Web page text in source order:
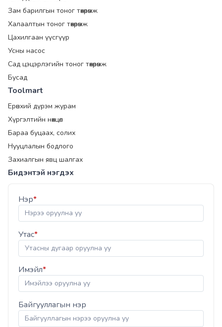
Зам барилгын тоног төхөөрөмж
Халаалтын тоног төхөөрөмж
Цахилгаан үүсгүүр
Усны насос
Сад цэцэрлэгийн тоног төхөөрөмж
Бусад
Toolmart
Ерөнхий дүрэм журам
Хүргэлтийн нөхцөл
Бараа буцаах, солих
Нууцлалын бодлого
Захиалгын явц шалгах
Бидэнтэй нэгдэх
Нэр*
Утас*
Имэйл*
Байгууллагын нэр